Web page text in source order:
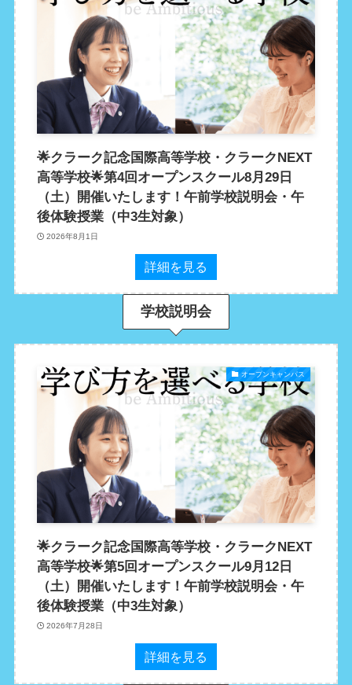
🌟クラーク記念国際高等学校・クラークNEXT
高等学校🌟第4回オープンスクール8月29日
（土）開催いたします！午前学校説明会・午
後体験授業（中3生対象）
2026年8月1日
詳細を見る
学校説明会
オープンキャンパス
🌟クラーク記念国際高等学校・クラークNEXT
高等学校🌟第5回オープンスクール9月12日
（土）開催いたします！午前学校説明会・午
後体験授業（中3生対象）
2026年7月28日
詳細を見る